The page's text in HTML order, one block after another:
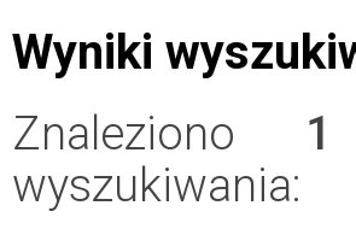
Wyniki
Znaleziono 1
wyszukiwania: